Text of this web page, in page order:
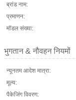
ब्रांड नाम:
प्रमाणन:
मॉडल संख्या:
भुगतान & नौवहन नियमों
न्यूनतम आदेश मात्रा:
मूल्य:
पैकेजिंग विवरण: